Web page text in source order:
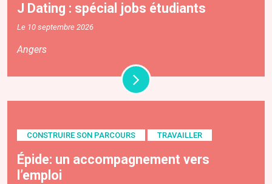
J Dating : spécial jobs étudiants
Le 10 septembre 2026
Angers
CONSTRUIRE SON PARCOURS TRAVAILLER
Épide: un accompagnement vers
l’emploi